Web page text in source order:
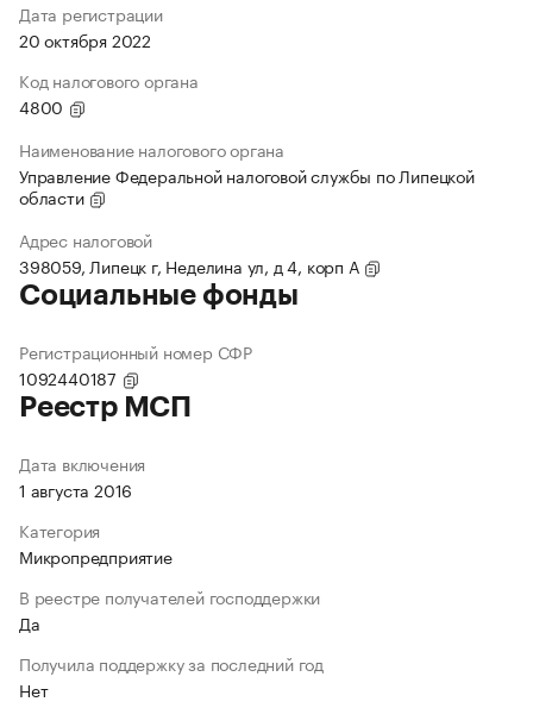
Дата регистрации
20 октября 2022
Код налогового органа
4800
Наименование налогового органа
Управление Федеральной налоговой службы по Липецкой
области
Адрес налоговой
398059, Липецк г, Неделина ул, д 4, корп А
Социальные фонды
Регистрационный номер СФР
1092440187
Реестр МСП
Дата включения
1 августа 2016
Категория
Микропредприятие
В реестре получателей господдержки
Да
Получила поддержку за последний год
Нет